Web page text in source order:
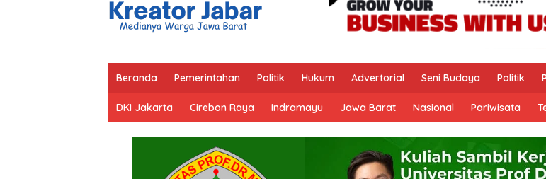
Beranda Pemerintahan Politik Hukum Advertorial Seni Budaya Politik
DKI Jakarta Cirebon Raya Indramayu Jawa Barat Nasional Pariwisata